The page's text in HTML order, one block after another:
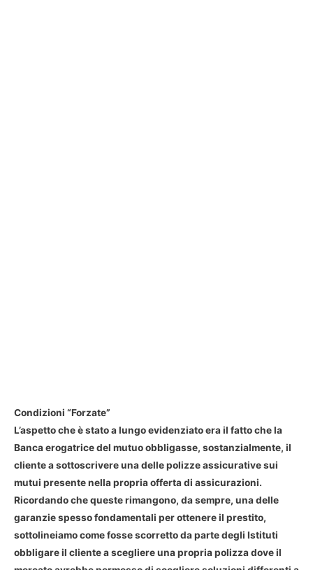
Condizioni “Forzate”
L’aspetto che è stato a lungo evidenziato era il fatto che la
Banca erogatrice del mutuo obbligasse, sostanzialmente, il
cliente a sottoscrivere una delle polizze assicurative sui
mutui presente nella propria offerta di assicurazioni.
Ricordando che queste rimangono, da sempre, una delle
garanzie spesso fondamentali per ottenere il prestito,
sottolineiamo come fosse scorretto da parte degli Istituti
obbligare il cliente a scegliere una propria polizza dove il